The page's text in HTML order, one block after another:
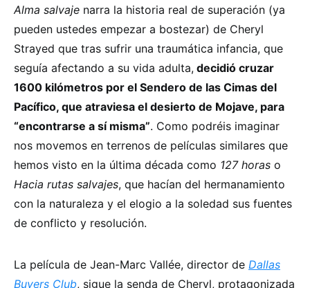
Alma salvaje narra la historia real de superación (ya
pueden ustedes empezar a bostezar) de Cheryl
Strayed que tras sufrir una traumática infancia, que
seguía afectando a su vida adulta, decidió cruzar
1600 kilómetros por el Sendero de las Cimas del
Pacífico, que atraviesa el desierto de Mojave, para
“encontrarse a sí misma”. Como podréis imaginar
nos movemos en terrenos de películas similares que
hemos visto en la última década como 127 horas o
Hacia rutas salvajes, que hacían del hermanamiento
con la naturaleza y el elogio a la soledad sus fuentes
de conflicto y resolución.
La película de Jean-Marc Vallée, director de Dallas
Buyers Club, sigue la senda de Cheryl, protagonizada